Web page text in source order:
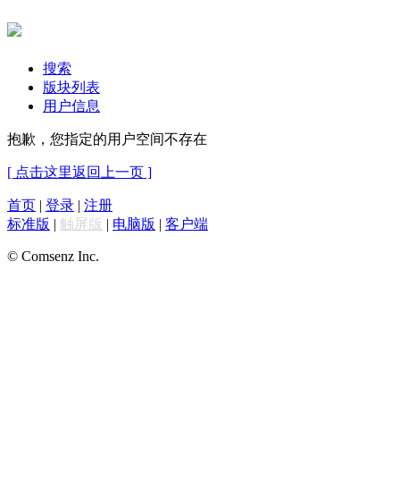
搜索
版块列表
用户信息
抱歉，您指定的用户空间不存在
[ 点击这里返回上一页 ]
首页 | 登录 | 注册
标准版 | 触屏版 | 电脑版 | 客户端
© Comsenz Inc.